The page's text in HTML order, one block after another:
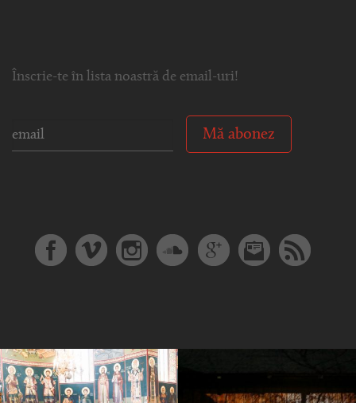
Înscrie-te în lista noastră de email-uri!
Mă abonez